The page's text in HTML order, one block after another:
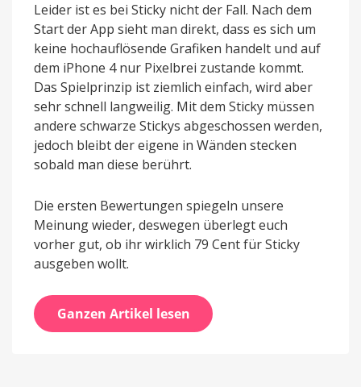
Leider ist es bei Sticky nicht der Fall. Nach dem
Start der App sieht man direkt, dass es sich um
keine hochauflösende Grafiken handelt und auf
dem iPhone 4 nur Pixelbrei zustande kommt.
Das Spielprinzip ist ziemlich einfach, wird aber
sehr schnell langweilig. Mit dem Sticky müssen
andere schwarze Stickys abgeschossen werden,
jedoch bleibt der eigene in Wänden stecken
sobald man diese berührt.
Die ersten Bewertungen spiegeln unsere
Meinung wieder, deswegen überlegt euch
vorher gut, ob ihr wirklich 79 Cent für Sticky
ausgeben wollt.
Ganzen Artikel lesen